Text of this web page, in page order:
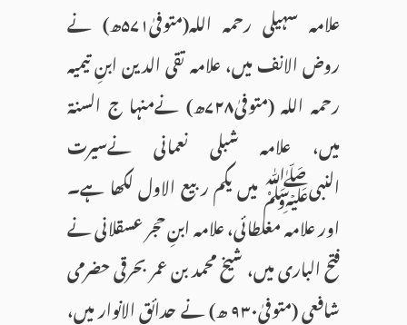
علامہ سہیلی رحمہ اللہ(متوفیٰ۵۷۱ھ) نے
روض الانف میں، علامہ تقی الدین ابنِ تیمیہ
رحمہ اللہ (متوفیٰ۷۲۸ھ) نےمنہا ج السنۃ
میں، علامہ شبلی نعمانی نےسیرت
النبیﷺ میں یکم ربیع الاول لکھا ہے۔
اور علامہ مغلطائی، علامہ ابنِ حجر عسقلانی نے
فتح الباری میں، شیخ محمد بن عمر بحرقی حضرمی
شافعی (متوفیٰ۹۳۰ ھ) نے حدائق الانوار میں،